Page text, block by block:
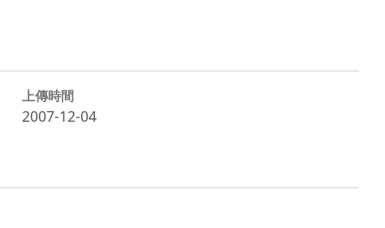
上傳時間
2007-12-04